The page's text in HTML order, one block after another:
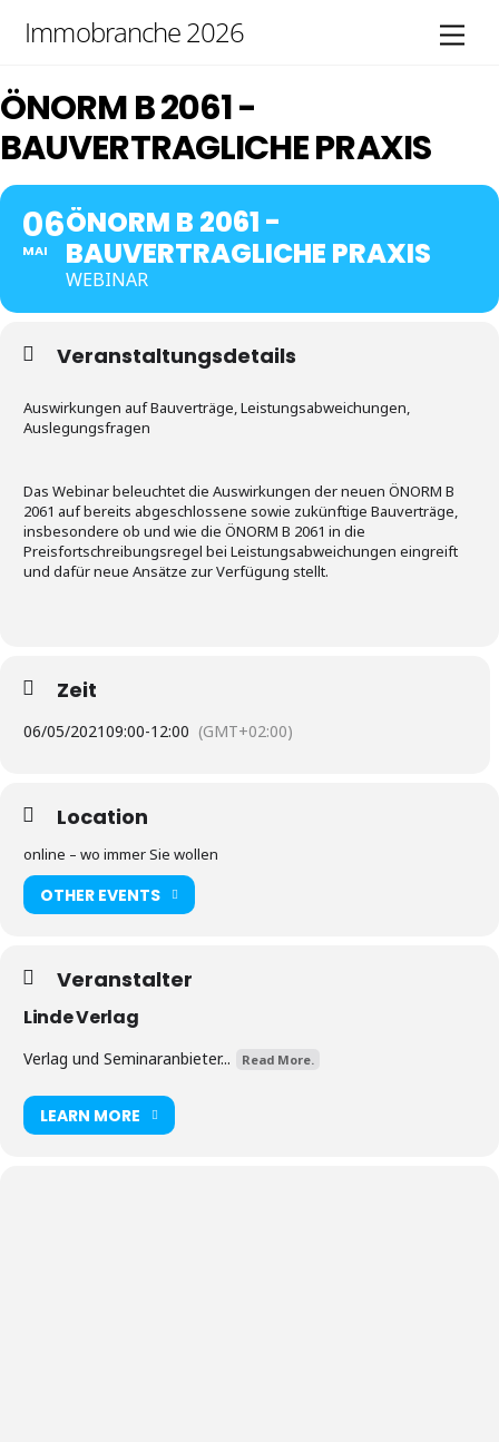
Immobranche 2026
ÖNORM B 2061 -
BAUVERTRAGLICHE PRAXIS
06
MAI
ÖNORM B 2061 -
BAUVERTRAGLICHE PRAXIS
WEBINAR
Veranstaltungsdetails
Auswirkungen auf Bauverträge, Leistungsabweichungen,
Auslegungsfragen
Das Webinar beleuchtet die Auswirkungen der neuen ÖNORM B
2061 auf bereits abgeschlossene sowie zukünftige Bauverträge,
insbesondere ob und wie die ÖNORM B 2061 in die
Preisfortschreibungsregel bei Leistungsabweichungen eingreift
und dafür neue Ansätze zur Verfügung stellt.
Zeit
06/05/202109:00-12:00 (GMT+02:00)
Location
online – wo immer Sie wollen
OTHER EVENTS
Veranstalter
Linde Verlag
Verlag und Seminaranbieter... Read More.
LEARN MORE